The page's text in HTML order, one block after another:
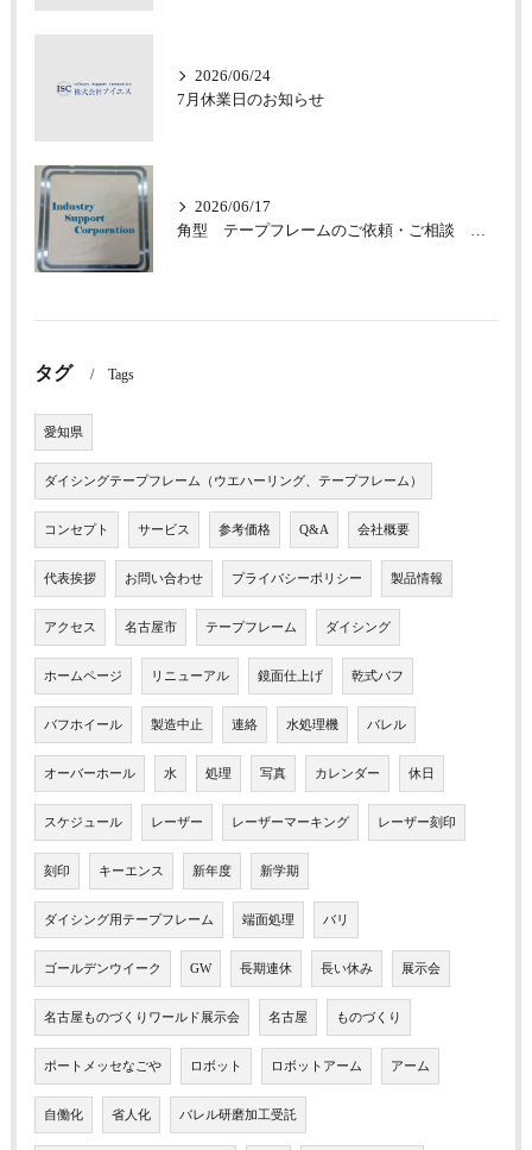
2026/06/24
7月休業日のお知らせ
2026/06/17
タグ Tags
愛知県
ダイシングテープフレーム（ウエハーリング、テープフレーム）
コンセプト サービス 参考価格 Q&A 会社概要
代表挨拶 お問い合わせ プライバシーポリシー 製品情報
アクセス 名古屋市 テープフレーム ダイシング
ホームページ リニューアル 鏡面仕上げ 乾式バフ
バフホイール 製造中止 連絡 水処理機 バレル
オーバーホール 水 処理 写真 カレンダー 休日
スケジュール レーザー レーザーマーキング レーザー刻印
刻印 キーエンス 新年度 新学期
ダイシング用テープフレーム 端面処理 バリ
ゴールデンウイーク GW 長期連休 長い休み 展示会
名古屋ものづくりワールド展示会 名古屋 ものづくり
ポートメッセなごや ロボット ロボットアーム アーム
自働化 省人化 バレル研磨加工受託